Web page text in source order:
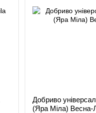
Добриво
(Яра Міла) Весна-